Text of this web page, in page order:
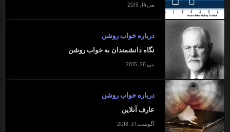
می 14, 2015
درباره خواب روشن
نگاه دانشمندان به خواب روشن
می 26, 2015
درباره خواب روشن
عارف آنلاین
آگوست 31, 2016